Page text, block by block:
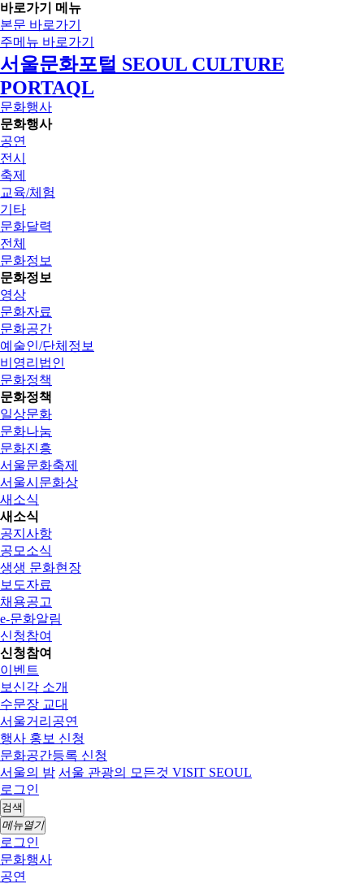
바로가기 메뉴
본문 바로가기
주메뉴 바로가기
서울문화포털 SEOUL CULTURE
PORTAQL
문화행사
문화행사
공연
전시
축제
교육/체험
기타
문화달력
전체
문화정보
문화정보
영상
문화자료
문화공간
예술인/단체정보
비영리법인
문화정책
문화정책
일상문화
문화나눔
문화진흥
서울문화축제
서울시문화상
새소식
새소식
공지사항
공모소식
생생 문화현장
보도자료
채용공고
e-문화알림
신청참여
신청참여
이벤트
보신각 소개
수문장 교대
서울거리공연
행사 홍보 신청
문화공간등록 신청
서울의 밤 서울 관광의 모든것 VISIT SEOUL
로그인
검색
메뉴열기
로그인
문화행사
공연